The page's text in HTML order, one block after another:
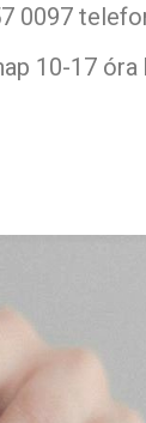
0097
10-17